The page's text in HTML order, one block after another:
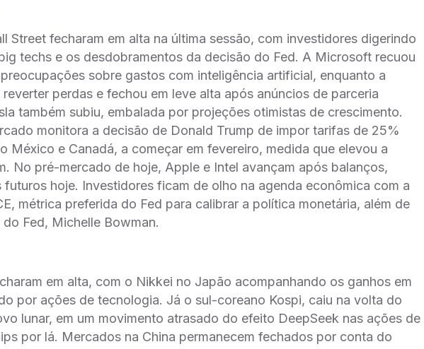
Street fecharam em alta na última sessão, com investidores digerindo
techs e os desdobramentos da decisão do Fed. A Microsoft recuou
sobre gastos com inteligência artificial, enquanto a
perdas e fechou em leve alta após anúncios de parceria
também subiu, embalada por projeções otimistas de crescimento.
monitora a decisão de Donald Trump de impor tarifas de 25%
México e Canadá, a começar em fevereiro, medida que elevou a
No pré-mercado de hoje, Apple e Intel avançam após balanços,
futuros hoje. Investidores ficam de olho na agenda econômica com a
métrica preferida do Fed para calibrar a política monetária, além de
Fed, Michelle Bowman.
em alta, com o Nikkei no Japão acompanhando os ganhos em
por ações de tecnologia. Já o sul-coreano Kospi, caiu na volta do
lunar, em um movimento atrasado do efeito DeepSeek nas ações de
por lá. Mercados na China permanecem fechados por conta do